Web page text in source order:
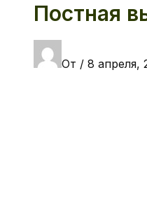
Постная
От / 8 апреля,